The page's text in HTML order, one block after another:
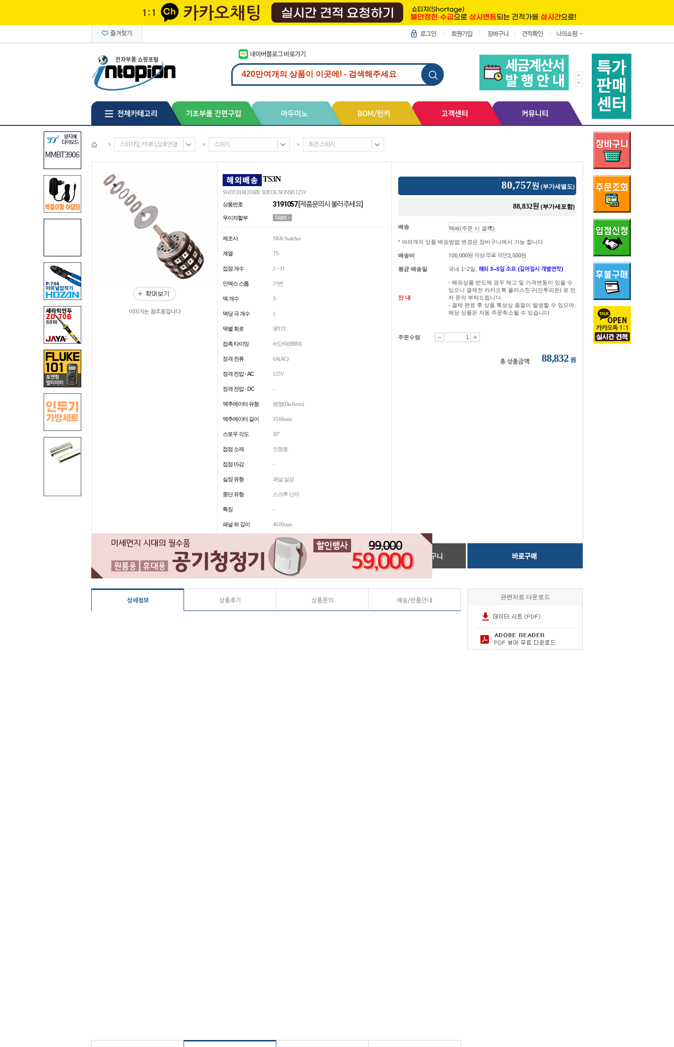
> 스위치및 커넥터,상호연결 > 스위치 > 회전 스위치
이미지는 참조용입니다
TS3N
SWITCH ROTARY 3DECK NONSH 125V
상품번호
3191057[제품문의시 불러주세요]
무이자할부
제조사 NKK Switches
계열 TS
접점 개수 2 ~ 11
인덱스 스톱 가변
덱 개수 3
덱당 극 개수 1
덱별 회로 SP11T
접촉 타이밍 비단락(BBM)
정격 전류 6A(AC)
정격 전압 - AC 125V
정격 전압 - DC -
액추에이터 유형 평형(Dia 6mm)
액추에이터 길이 15.60mm
스로우 각도 30°
접점 소재 인청동
접점 마감 -
실장 유형 패널 실장
종단 유형 스크루 단자
특징 -
패널 뒤 깊이 46.00mm
80,757원 (부가세별도)
88,832원 (부가세포함)
배송
* 여러개의 상품 배송방법 변경은 장바구니에서 가능 합니다
배송비 100,000원 이상 무료 미만2,500원
평균 배송일 국내 1~2일, 해외 3~5일 소요 (길어질시 개별연락)
안 내
- 해외상품 반도체 경우 재고 및 가격변동이 있을 수
있으니 결제전 카카오톡 플러스친구(인투피온) 로 먼
저 문의 부탁드립니다.
- 결제 완료 후 상품 특성상 품절이 발생할 수 있으며,
해당 상품은 자동 주문취소될 수 있습니다.
주문수량
총 상품금액 88,832 원
상세정보 상품후기 상품문의 배송/반품안내 관련자료 다운로드